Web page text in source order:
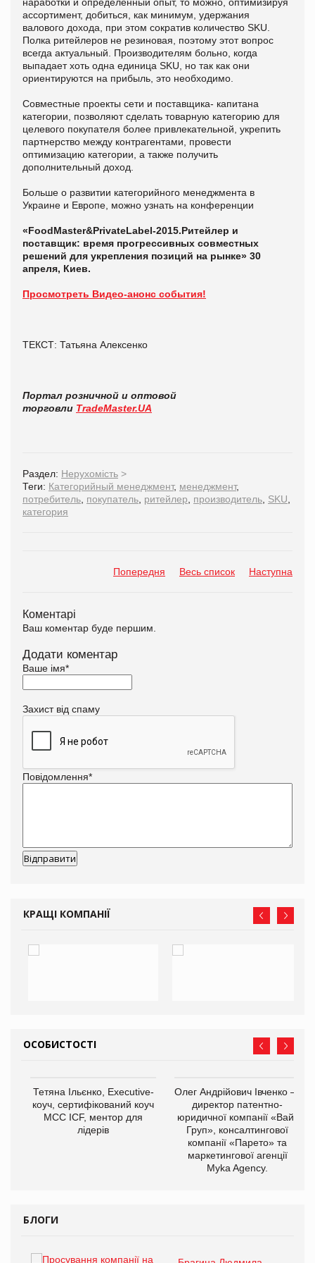
ассортимент, добиться, как минимум, удержания
валового дохода, при этом сократив количество SKU.
Полка ритейлеров не резиновая, поэтому этот вопрос
всегда актуальный. Производителям больно, когда
выпадает хоть одна единица SKU, но так как они
ориентируются на прибыль, это необходимо.
Совместные проекты сети и поставщика- капитана
категории, позволяют сделать товарную категорию для
целевого покупателя более привлекательной, укрепить
партнерство между контрагентами, провести
оптимизацию категории, а также получить
дополнительный доход.
Больше о развитии категорийного менеджмента в
Украине и Европе, можно узнать на конференции
«FoodMaster&PrivateLabel-2015.Ритейлер и
поставщик: время прогрессивных совместных
решений для укрепления позиций на рынке» 30
апреля, Киев.
Просмотреть Видео-анонс события!
ТЕКСТ: Татьяна Алексенко
Портал розничной и оптовой
торговли TradeMaster.UA
Раздел: Нерухомість >
Теги: Категорийный менеджмент, менеджмент,
потребитель покупатель ритейлер производитель SKU
категория
Попередня Весь список Наступна
Коментарі
Ваш коментар буде першим.
Додати коментар
Ваше імя*
Захист від спаму
Повідомлення*
КРАЩІ КОМПАНІЇ
ОСОБИСТОСТІ
Тетяна Ільєнко, Executive-
коуч, сертифікований коуч
МСС ICF, ментор для
лідерів
Олег Андрійович Івченко —
директор патентно-
юридичної компанії «Вайз
Груп», консалтингової
компанії «Парето» та
маркетингової агенції
Myka Agency.
БЛОГИ